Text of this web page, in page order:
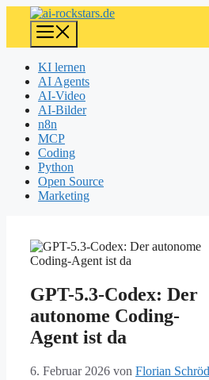
Inhalt
springen
KI lernen
AI Agents
AI-Video
AI-Bilder
n8n
MCP
Coding
Python
Open Source
Marketing
GPT-5.3-Codex: Der
autonome Coding-
Agent ist da
6. Februar 2026 von Florian